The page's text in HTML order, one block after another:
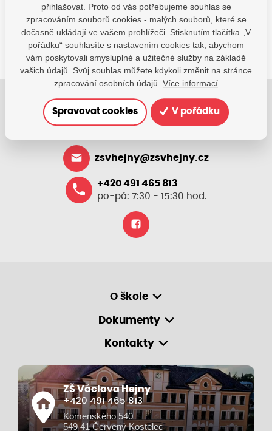
SDÍLEJTE:
Jsme tu pro Vaše děti.
Jsme k dispozici, pokud potřebujete pomoci.
zsvhejny@zsvhejny.cz
+420 491 465 813
po-pá: 7:30 - 15:30 hod.
O škole
Dokumenty
Kontakty
ZŠ Václava Hejny
+420 491 465 813
Komenského 540
549 41 Červený Kostelec
přihlašovat. Proto od vás potřebujeme souhlas se
zpracováním souborů cookies - malých souborů, které se
dočasně ukládají ve vašem prohlížeči. Stisknutím tlačítka „V
pořádku“ souhlasíte s nastavením cookies tak, abychom
vám poskytovali smysluplné a užitečné služby na základě
vašich údajů. Svůj souhlas můžete kdykoli změnit na stránce
zpracování osobních údajů. Více informací
Spravovat cookies V pořádku